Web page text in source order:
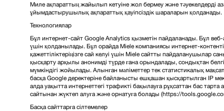
Миле ақпараттың жайылып кетуіне жол бермеу және тәуекелдерді
ұйымдастырушылық ақпараттық қауіпсіздік шараларын қолданады.
Технологиялар
Бұл интернет-сайт Google Analytics қызметін пайдаланады. Бұл
үшін қолданылады. Бұл орайда Miele компаниясы интернет-
қажеттіліктеріңізге сай келуі үшін Miele сайтты пайдаланушылар
қысқарту арқылы анонимді түрде ғана орындалады, сондықтан
мүмкіндігі жойылады. Алынған мәліметтер тек статистикалық
басқа Google деректеріне байланысты ешқашан қысқартылған IP
алда уақытта интернеттегі трафикті бақылауға рұқсаттан бас тарта
сайтынан жүктеп алуға және орнатуға болады (https://
Басқа сайттарға сілтемелер